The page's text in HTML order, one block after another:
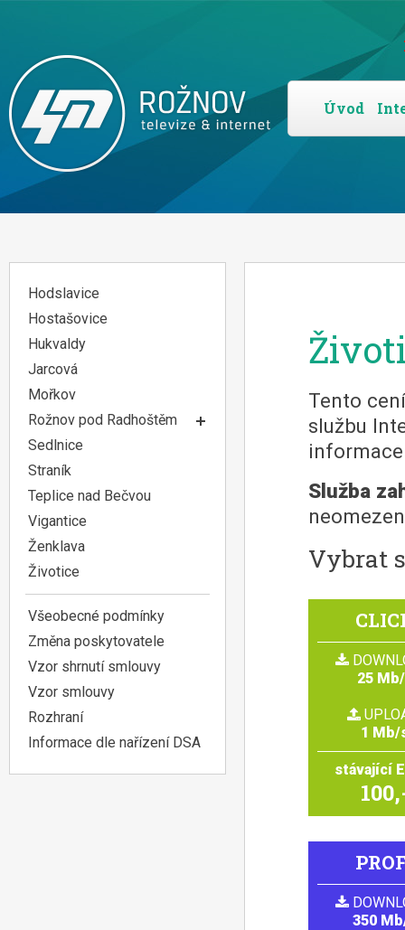
Úvod
Hodslavice
Hostašovice
Hukvaldy
Jarcová
Mořkov
Rožnov pod Radhoštěm
Sedlnice
Straník
Teplice nad Bečvou
Vigantice
Ženklava
Životice
Všeobecné podmínky
Změna poskytovatele
Vzor shrnutí smlouvy
Vzor smlouvy
Rozhraní
Informace dle nařízení DSA
Tento
službu
Služba
Vybrat
25
1 Mb/
stávající
350